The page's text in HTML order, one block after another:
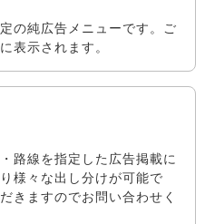
の純広告メニューです。ご
表示されます。
路線を指定した広告掲載に
様々な出し分けが可能で
きますのでお問い合わせく